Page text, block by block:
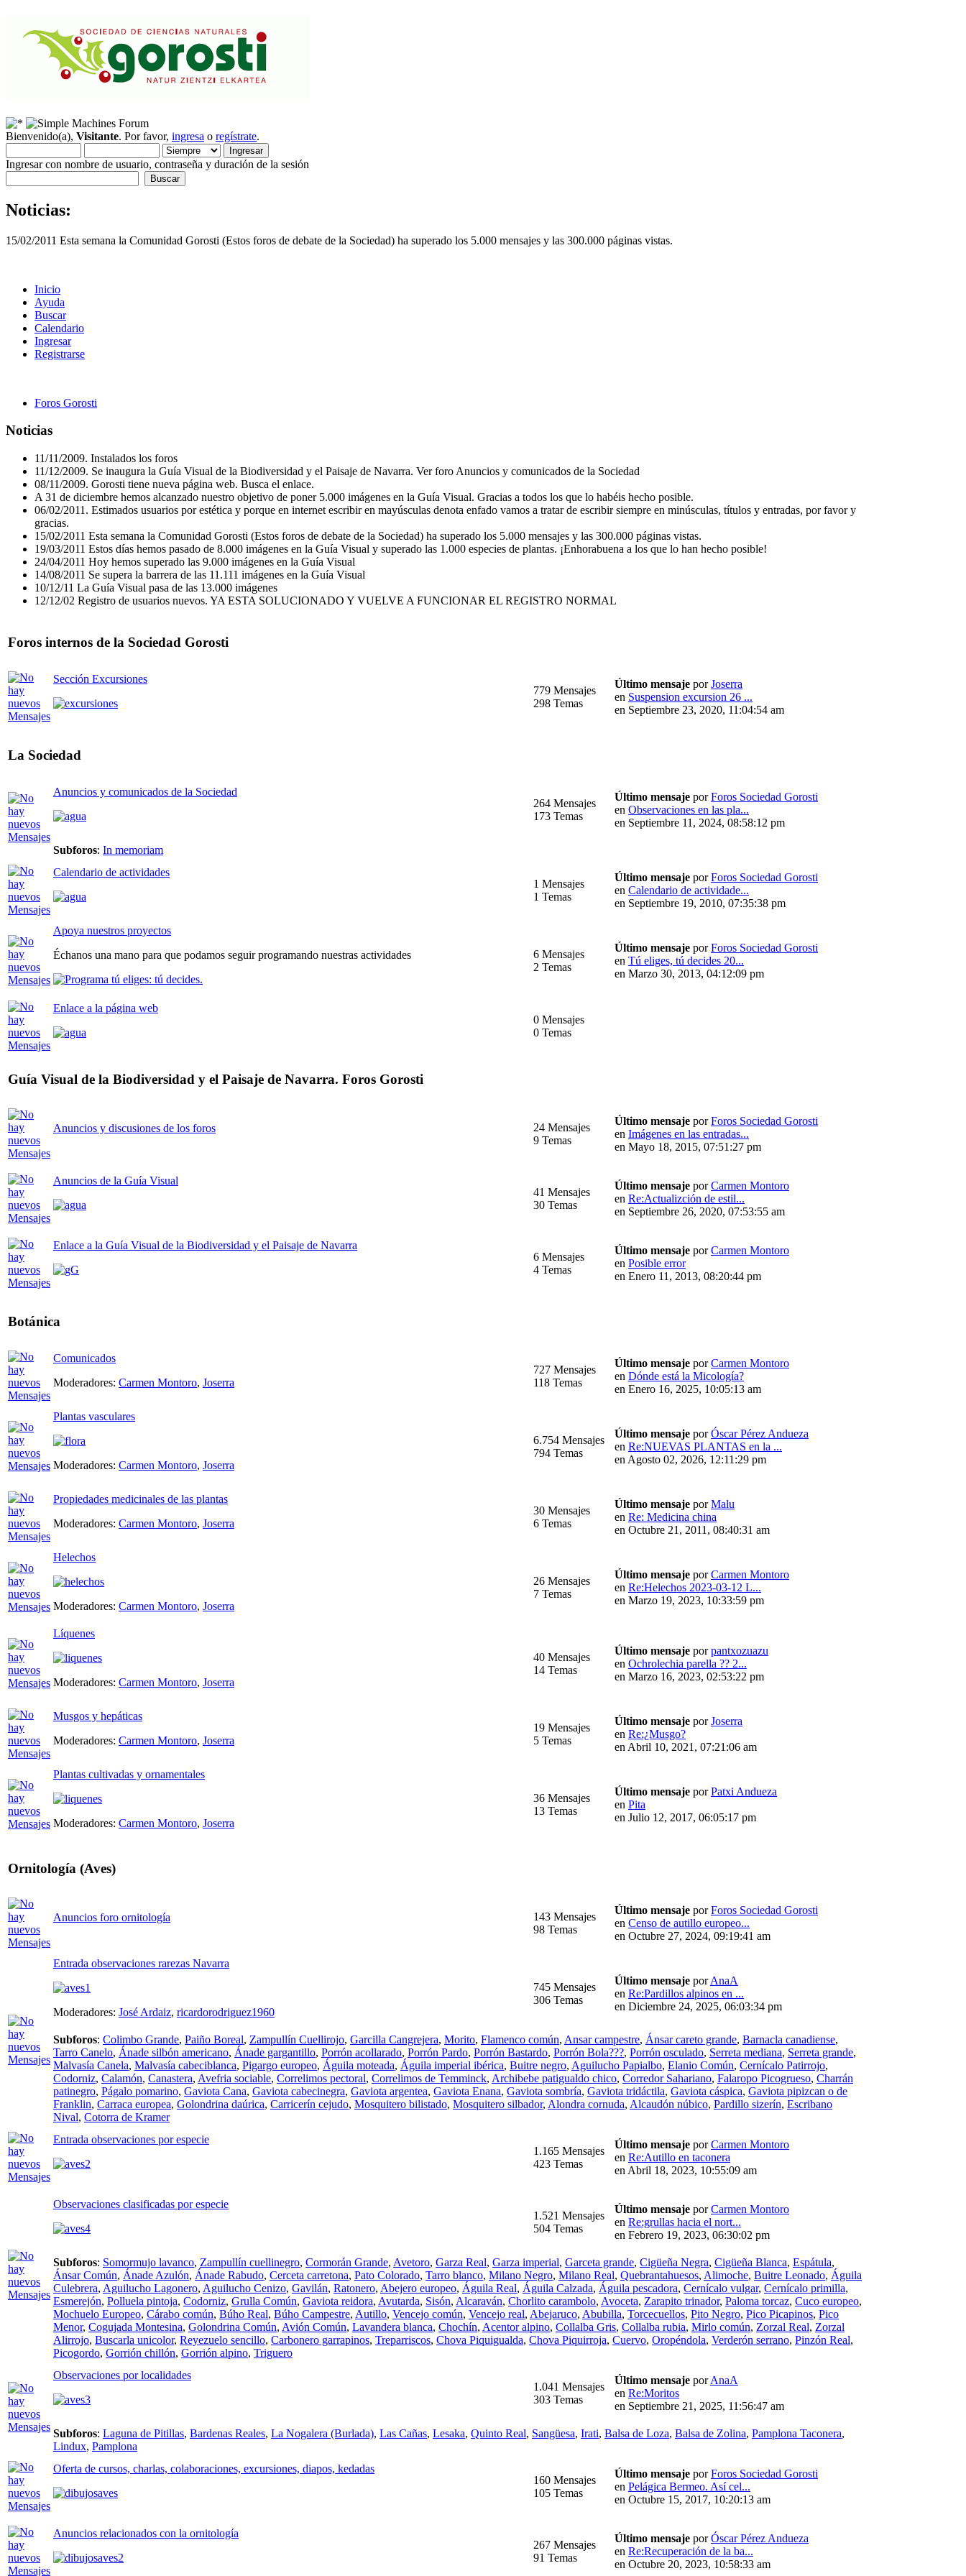
Bienvenido(a), Visitante. Por favor, ingresa o regístrate.
Ingresar con nombre de usuario, contraseña y duración de la sesión
Noticias:
15/02/2011 Esta semana la Comunidad Gorosti (Estos foros de debate de la Sociedad) ha superado los 5.000 mensajes y las 300.000 páginas vistas.
Inicio
Ayuda
Buscar
Calendario
Ingresar
Registrarse
Foros Gorosti
Noticias
11/11/2009. Instalados los foros
11/12/2009. Se inaugura la Guía Visual de la Biodiversidad y el Paisaje de Navarra. Ver foro Anuncios y comunicados de la Sociedad
08/11/2009. Gorosti tiene nueva página web. Busca el enlace.
A 31 de diciembre hemos alcanzado nuestro objetivo de poner 5.000 imágenes en la Guía Visual. Gracias a todos los que lo habéis hecho posible.
06/02/2011. Estimados usuarios por estética y porque en internet escribir en mayúsculas denota enfado vamos a tratar de escribir siempre en minúsculas, títulos y entradas, por favor y
gracias.
15/02/2011 Esta semana la Comunidad Gorosti (Estos foros de debate de la Sociedad) ha superado los 5.000 mensajes y las 300.000 páginas vistas.
19/03/2011 Estos días hemos pasado de 8.000 imágenes en la Guía Visual y superado las 1.000 especies de plantas. ¡Enhorabuena a los que lo han hecho posible!
24/04/2011 Hoy hemos superado las 9.000 imágenes en la Guía Visual
14/08/2011 Se supera la barrera de las 11.111 imágenes en la Guía Visual
10/12/11 La Guía Visual pasa de las 13.000 imágenes
12/12/02 Registro de usuarios nuevos. YA ESTA SOLUCIONADO Y VUELVE A FUNCIONAR EL REGISTRO NORMAL
Foros internos de la Sociedad Gorosti
Sección Excursiones
779 Mensajes
298 Temas
Último mensaje porJoserra
en Suspension excursion 26 ...
en Septiembre 23, 2020, 11:04:54 am
La Sociedad
Anuncios y comunicados de la Sociedad
264 Mensajes
173 Temas
Último mensaje porForos Sociedad Gorosti
en Observaciones en las pla...
en Septiembre 11, 2024, 08:58:12 pm
Subforos: In memoriam
Calendario de actividades
1 Mensajes
1 Temas
Último mensaje porForos Sociedad Gorosti
en Calendario de actividade...
en Septiembre 19, 2010, 07:35:38 pm
Apoya nuestros proyectos
Échanos una mano para que podamos seguir programando nuestras actividades
6 Mensajes
2 Temas
Último mensaje porForos Sociedad Gorosti
en Tú eliges, tú decides 20...
en Marzo 30, 2013, 04:12:09 pm
Enlace a la página web
0 Mensajes
0 Temas
Guía Visual de la Biodiversidad y el Paisaje de Navarra. Foros Gorosti
Anuncios y discusiones de los foros
24 Mensajes
9 Temas
Último mensaje porForos Sociedad Gorosti
en Imágenes en las entradas...
en Mayo 18, 2015, 07:51:27 pm
Anuncios de la Guía Visual
41 Mensajes
30 Temas
Último mensaje porCarmen Montoro
en Re:Actualizción de estil...
en Septiembre 26, 2020, 07:53:55 am
Enlace a la Guía Visual de la Biodiversidad y el Paisaje de Navarra
6 Mensajes
4 Temas
Último mensaje porCarmen Montoro
en Posible error
en Enero 11, 2013, 08:20:44 pm
Botánica
Comunicados
Moderadores: Carmen Montoro, Joserra
727 Mensajes
118 Temas
Último mensaje porCarmen Montoro
en Dónde está la Micología?
en Enero 16, 2025, 10:05:13 am
Plantas vasculares
Moderadores: Carmen Montoro, Joserra
6.754 Mensajes
794 Temas
Último mensaje porÓscar Pérez Andueza
en Re:NUEVAS PLANTAS en la ...
en Agosto 02, 2026, 12:11:29 pm
Propiedades medicinales de las plantas
Moderadores: Carmen Montoro, Joserra
30 Mensajes
6 Temas
Último mensaje porMalu
en Re: Medicina china
en Octubre 21, 2011, 08:40:31 am
Helechos
Moderadores: Carmen Montoro, Joserra
26 Mensajes
7 Temas
Último mensaje porCarmen Montoro
en Re:Helechos 2023-03-12 L...
en Marzo 19, 2023, 10:33:59 pm
Líquenes
Moderadores: Carmen Montoro, Joserra
40 Mensajes
14 Temas
Último mensaje porpantxozuazu
en Ochrolechia parella ?? 2...
en Marzo 16, 2023, 02:53:22 pm
Musgos y hepáticas
Moderadores: Carmen Montoro, Joserra
19 Mensajes
5 Temas
Último mensaje porJoserra
en Re:¿Musgo?
en Abril 10, 2021, 07:21:06 am
Plantas cultivadas y ornamentales
Moderadores: Carmen Montoro, Joserra
36 Mensajes
13 Temas
Último mensaje porPatxi Andueza
en Pita
en Julio 12, 2017, 06:05:17 pm
Ornitología (Aves)
Anuncios foro ornitología
143 Mensajes
98 Temas
Último mensaje porForos Sociedad Gorosti
en Censo de autillo europeo...
en Octubre 27, 2024, 09:19:41 am
Entrada observaciones rarezas Navarra
Moderadores: José Ardaiz, ricardorodriguez1960
745 Mensajes
306 Temas
Último mensaje porAnaA
en Re:Pardillos alpinos en ...
en Diciembre 24, 2025, 06:03:34 pm
Subforos: Colimbo Grande, Paiño Boreal, Zampullín Cuellirojo, Garcilla Cangrejera, Morito, Flamenco común, Ansar campestre, Ánsar careto grande, Barnacla canadiense,
Tarro Canelo, Ánade silbón americano, Ánade gargantillo, Porrón acollarado, Porrón Pardo, Porrón Bastardo, Porrón Bola???, Porrón osculado, Serreta mediana, Serreta grande,
Malvasía Canela, Malvasía cabeciblanca, Pigargo europeo, Águila moteada, Águila imperial ibérica, Buitre negro, Aguilucho Papialbo, Elanio Común, Cernícalo Patirrojo,
Codorniz, Calamón, Canastera, Avefria sociable, Correlimos pectoral, Correlimos de Temminck, Archibebe patigualdo chico, Corredor Sahariano, Falaropo Picogrueso, Charrán
patinegro, Págalo pomarino, Gaviota Cana, Gaviota cabecinegra, Gaviota argentea, Gaviota Enana, Gaviota sombría, Gaviota tridáctila, Gaviota cáspica, Gaviota pipizcan o de
Franklin, Carraca europea, Golondrina daúrica, Carricerín cejudo, Mosquitero bilistado, Mosquitero silbador, Alondra cornuda, Alcaudón núbico, Pardillo sizerín, Escribano
Nival, Cotorra de Kramer
Entrada observaciones por especie
1.165 Mensajes
423 Temas
Último mensaje porCarmen Montoro
en Re:Autillo en taconera
en Abril 18, 2023, 10:55:09 am
Observaciones clasificadas por especie
1.521 Mensajes
504 Temas
Último mensaje porCarmen Montoro
en Re:grullas hacia el nort...
en Febrero 19, 2023, 06:30:02 pm
Subforos: Somormujo lavanco, Zampullín cuellinegro, Cormorán Grande, Avetoro, Garza Real, Garza imperial, Garceta grande, Cigüeña Negra, Cigüeña Blanca, Espátula,
Ánsar Común, Ánade Azulón, Ánade Rabudo, Cerceta carretona, Pato Colorado, Tarro blanco, Milano Negro, Milano Real, Quebrantahuesos, Alimoche, Buitre Leonado, Águila
Culebrera, Aguilucho Lagonero, Aguilucho Cenizo, Gavilán, Ratonero, Abejero europeo, Águila Real, Águila Calzada, Águila pescadora, Cernícalo vulgar, Cernícalo primilla,
Esmerejón, Polluela pintoja, Codorniz, Grulla Común, Gaviota reidora, Avutarda, Sisón, Alcaraván, Chorlito carambolo, Avoceta, Zarapito trinador, Paloma torcaz, Cuco europeo,
Mochuelo Europeo, Cárabo común, Búho Real, Búho Campestre, Autillo, Vencejo común, Vencejo real, Abejaruco, Abubilla, Torcecuellos, Pito Negro, Pico Picapinos, Pico
Menor, Cogujada Montesina, Golondrina Común, Avión Común, Lavandera blanca, Chochín, Acentor alpino, Collalba Gris, Collalba rubia, Mirlo común, Zorzal Real, Zorzal
Alirrojo, Buscarla unicolor, Reyezuelo sencillo, Carbonero garrapinos, Treparriscos, Chova Piquigualda, Chova Piquirroja, Cuervo, Oropéndola, Verderón serrano, Pinzón Real,
Picogordo, Gorrión chillón, Gorrión alpino, Triguero
Observaciones por localidades
1.041 Mensajes
303 Temas
Último mensaje porAnaA
en Re:Moritos
en Septiembre 21, 2025, 11:56:47 am
Subforos: Laguna de Pitillas, Bardenas Reales, La Nogalera (Burlada), Las Cañas, Lesaka, Quinto Real, Sangüesa, Irati, Balsa de Loza, Balsa de Zolina, Pamplona Taconera,
Lindux, Pamplona
Oferta de cursos, charlas, colaboraciones, excursiones, diapos, kedadas
160 Mensajes
105 Temas
Último mensaje porForos Sociedad Gorosti
en Pelágica Bermeo. Así cel...
en Octubre 15, 2017, 10:20:13 am
Anuncios relacionados con la ornitología
267 Mensajes
91 Temas
Último mensaje porÓscar Pérez Andueza
en Re:Recuperación de la ba...
en Octubre 20, 2023, 10:58:33 am